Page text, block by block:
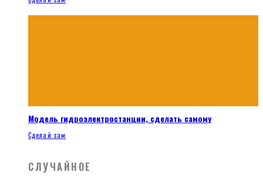
Модель гидроэлектростанции, сделать самому
Сделай сам
СЛУЧАЙНОЕ